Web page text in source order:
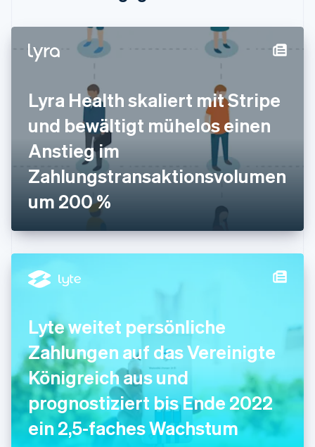
Lyra Health skaliert mit Stripe
und bewältigt mühelos einen
Anstieg im
Zahlungstransaktionsvolumen
um 200 %
Lyte weitet persönliche
Zahlungen auf das Vereinigte
Königreich aus und
prognostiziert bis Ende 2022
ein 2,5-faches Wachstum
简体中文English
Finnland
English Svenska
Gibraltar
English
Griechenland
Indien
English
Irland
English
Japan
日本語English
Kanada
EnglishFrançais
Lettland
English
Liechtenstein
Deutsch English
Litauen
English
Luxemburg
FrançaisDeutschEnglish
Malaysia